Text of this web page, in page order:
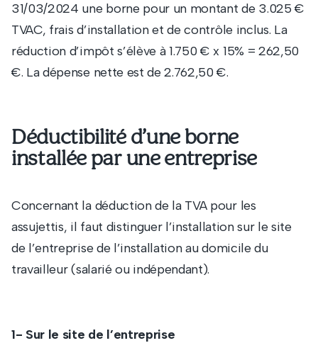
31/03/2024 une borne pour un montant de 3.025 €
TVAC, frais d’installation et de contrôle inclus. La
réduction d’impôt s’élève à 1.750 € x 15% = 262,50
€. La dépense nette est de 2.762,50 €.
Déductibilité d’une borne
installée par une entreprise
Concernant la déduction de la TVA pour les
assujettis, il faut distinguer l’installation sur le site
de l’entreprise de l’installation au domicile du
travailleur (salarié ou indépendant).
1- Sur le site de l’entreprise